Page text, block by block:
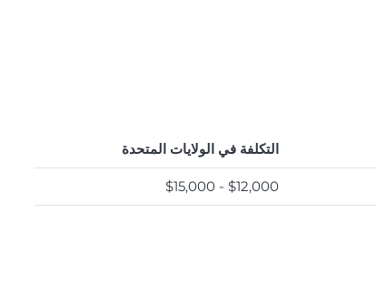
التكلفة في الولايات المتحدة
$12,000 - $15,000